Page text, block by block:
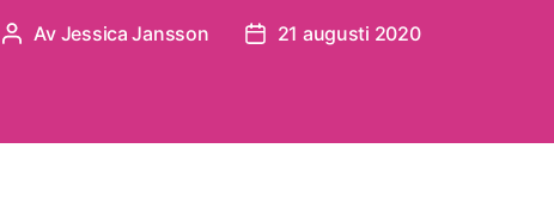
Inläggsförfattare
Av Jessica Jansson Inläggsdatum
21 augusti 2020